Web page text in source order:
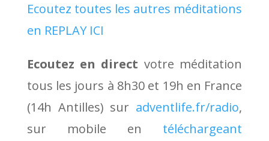
Ecoutez toutes les autres méditations
en REPLAY ICI
Ecoutez en direct votre méditation
tous les jours à 8h30 et 19h en France
(14h Antilles) sur adventlife.fr/radio,
sur mobile en téléchargeant